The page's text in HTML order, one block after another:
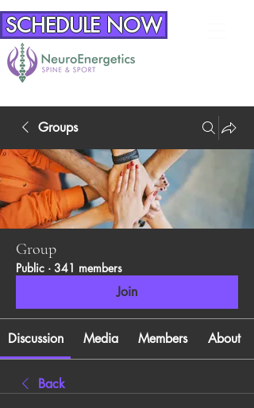
SCHEDULE NOW
Groups
Group
Public · 341 members
Join
Discussion Media Members About
Back